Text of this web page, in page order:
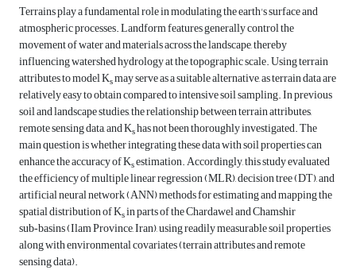
Terrains play a fundamental role in modulating the earth's surface and
atmospheric processes. Landform features generally control the
movement of water and materials across the landscape, thereby
influencing watershed hydrology at the topographic scale. Using terrain
attributes to model Ksmay serve as a suitable alternative, as terrain data are
relatively easy to obtain compared to intensive soil sampling. In previous
soil and landscape studies, the relationship between terrain attributes,
remote sensing data, and Kshas not been thoroughly investigated. The
main question is whether integrating these data with soil properties can
enhance the accuracy of Ksestimation. Accordingly, this study evaluated
the efficiency of multiple linear regression (MLR), decision tree (DT), and
artificial neural network (ANN) methods for estimating and mapping the
spatial distribution of Ksin parts of the Chardawel and Chamshir
sub‑basins (Ilam Province, Iran), using readily measurable soil properties
along with environmental covariates (terrain attributes and remote
sensing data).